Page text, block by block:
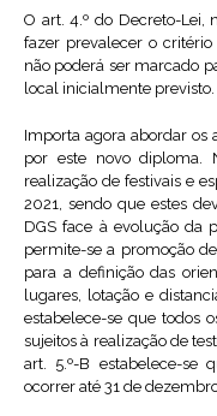
O art. 4.º do Decreto-Lei,
fazer prevalecer o
não poderá ser marcado
local inicialmente previsto.
Importa agora abordar os
por este novo diploma.
realização de festivais e
2021, sendo que estes
DGS face à evolução da
permite-se a promoção
para a definição das
lugares, lotação e
estabelece-se que todos
sujeitos à realização de
art. 5.º-B estabelece-se
ocorrer até 31 de